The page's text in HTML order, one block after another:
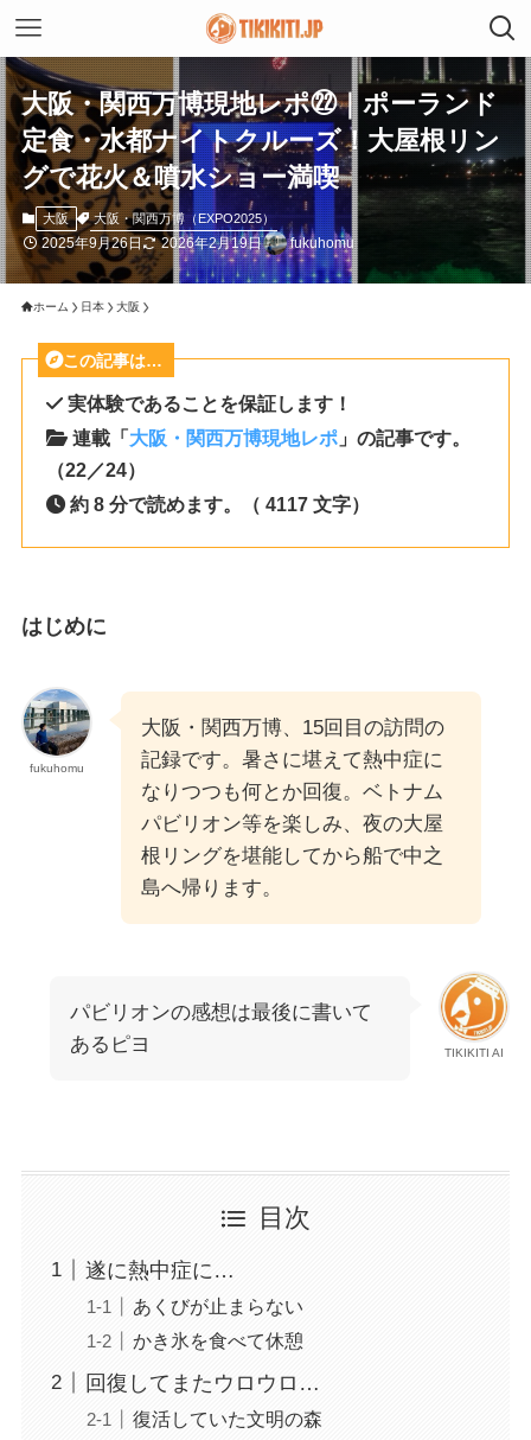
大阪・関西万博現地レポ㉒｜ポーランド
定食・水都ナイトクルーズ！大屋根リン
グで花火＆噴水ショー満喫
大阪 大阪・関西万博（EXPO2025）
2025年9月26日 2026年2月19日 fukuhomu
ホーム 日本 大阪
この記事は…
実体験であることを保証します！
連載「大阪・関西万博現地レポ 」の記事です。
（22／24）
約 8 分で読めます。（ 4117 文字）
はじめに
fukuhomu
大阪・関西万博、15回目の訪問の
記録です。暑さに堪えて熱中症に
なりつつも何とか回復。ベトナム
パビリオン等を楽しみ、夜の大屋
根リングを堪能してから船で中之
島へ帰ります。
TIKIKITI AI
パビリオンの感想は最後に書いて
あるピヨ
目次
遂に熱中症に…
あくびが止まらない
かき氷を食べて休憩
回復してまたウロウロ…
復活していた文明の森